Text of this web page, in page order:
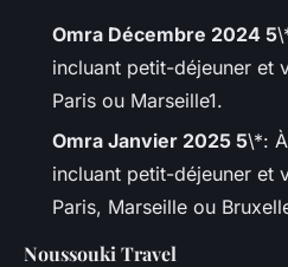
Omra Décembre 2024 5
incluant petit-déjeuner et
Paris ou Marseille1.
Omra Janvier 2025 5\*:
incluant petit-déjeuner et
Paris, Marseille ou
Noussouki Travel